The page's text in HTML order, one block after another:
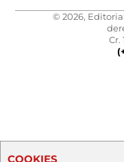
© 2026,
Cr.
COOKIES